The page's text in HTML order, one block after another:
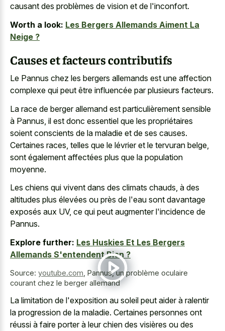
causant des problèmes de vision et de l'inconfort.
Worth a look: Les Bergers Allemands Aiment La
Neige ?
Causes et facteurs contributifs
Le Pannus chez les bergers allemands est une affection
complexe qui peut être influencée par plusieurs facteurs.
La race de berger allemand est particulièrement sensible
à Pannus, il est donc essentiel que les propriétaires
soient conscients de la maladie et de ses causes.
Certaines races, telles que le lévrier et le tervuran belge,
sont également affectées plus que la population
moyenne.
Les chiens qui vivent dans des climats chauds, à des
altitudes plus élevées ou près de l'eau sont davantage
exposés aux UV, ce qui peut augmenter l'incidence de
Pannus.
Explore further: Les Huskies Et Les Bergers
Allemands S'entendent Bien ?
Source: youtube.com Pannus, un problème oculaire
courant chez le berger allemand
La limitation de l'exposition au soleil peut aider à ralentir
la progression de la maladie. Certaines personnes ont
réussi à faire porter à leur chien des visières ou des